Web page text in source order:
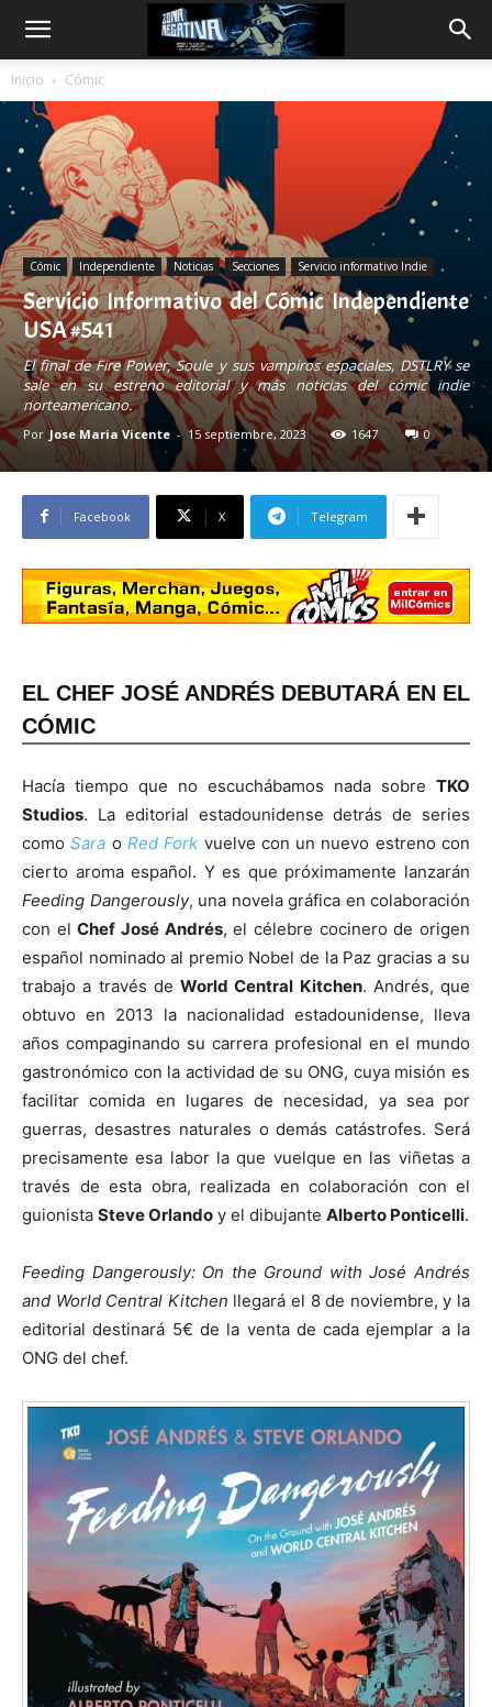
Inicio Cómic
Cómic Independiente Noticias Secciones Servicio informativo Indie
Servicio Informativo del Cómic Independiente
USA #541
El final de Fire Power, Soule y sus vampiros espaciales, DSTLRY se
sale en su estreno editorial y más noticias del cómic indie
norteamericano.
Por Jose Maria Vicente - 15 septiembre, 2023 1647 0
Facebook X Telegram
EL CHEF JOSÉ ANDRÉS DEBUTARÁ EN EL
CÓMIC
Hacía tiempo que no escuchábamos nada sobre TKO
Studios. La editorial estadounidense detrás de series
comoSara o Red Fork vuelve con un nuevo estreno con
cierto aroma español. Y es que próximamente lanzarán
Feeding Dangerously, una novela gráfica en colaboración
con elChef José Andrés, el célebre cocinero de origen
español nominado al premio Nobel de la Paz gracias a su
trabajo a través de World Central Kitchen. Andrés, que
obtuvo en 2013 la nacionalidad estadounidense, lleva
años compaginando su carrera profesional en el mundo
gastronómico con la actividad de su ONG, cuya misión es
facilitar comida en lugares de necesidad, ya sea por
guerras, desastres naturales o demás catástrofes. Será
precisamente esa labor la que vuelque en las viñetas a
través de esta obra, realizada en colaboración con el
guionista Steve Orlando y el dibujante Alberto Ponticelli.
Feeding Dangerously: On the Ground with José Andrés
and World Central Kitchen llegará el 8 de noviembre, y la
editorial destinará 5€ de la venta de cada ejemplar a la
ONG del chef.